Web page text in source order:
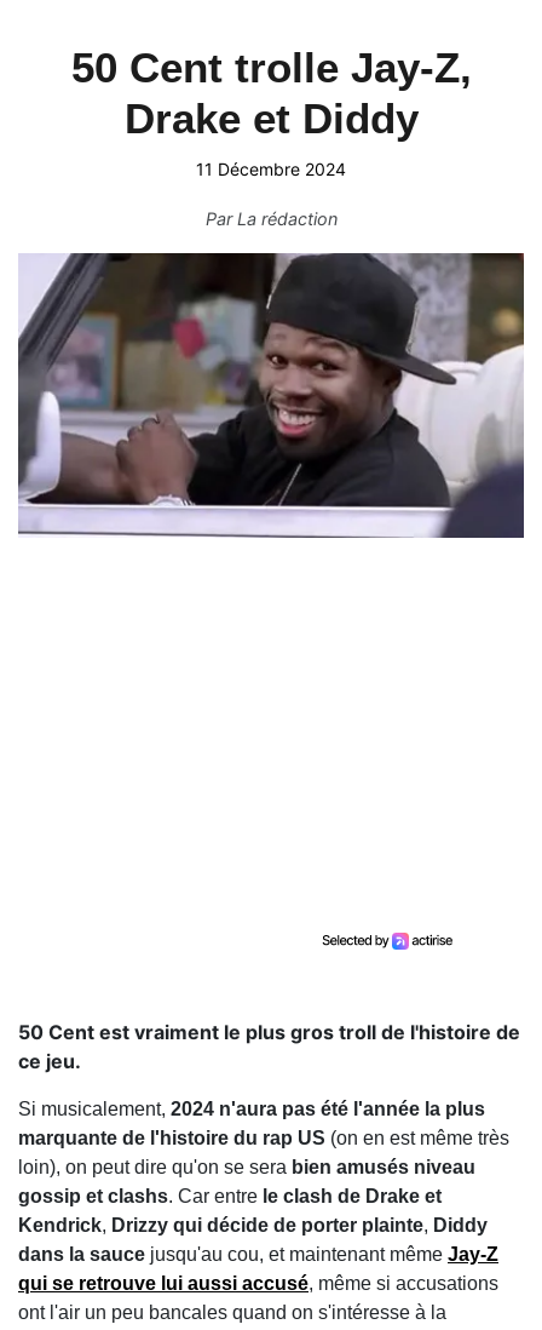
50 Cent trolle Jay-Z,
Drake et Diddy
11 Décembre 2024
ParLa rédaction
50 Cent est vraiment le plus gros troll de l'histoire de
ce jeu.
Si musicalement, 2024 n'aura pas été l'année la plus
marquante de l'histoire du rap US (on en est même très
loin), on peut dire qu'on se sera bien amusés niveau
gossip et clashs. Car entre le clash de Drake et
Kendrick, Drizzy qui décide de porter plainte, Diddy
dans la sauce jusqu'au cou, et maintenant même Jay-Z
qui se retrouve lui aussi accusé, même si accusations
ont l'air un peu bancales quand on s'intéresse à la